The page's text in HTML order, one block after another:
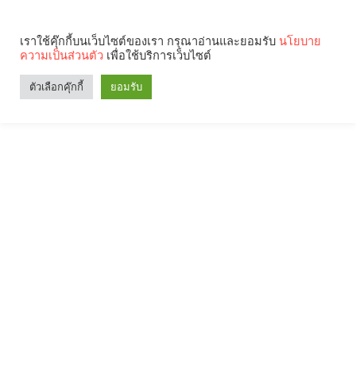
Search
เราใช้คุ๊กกี้บนเว็บไซต์ของเรา กรุณาอ่านและยอมรับ นโยบาย
ความเป็นส่วนตัว เพื่อใช้บริการเว็บไซต์
ตัวเลือกคุ๊กกี้ ยอมรับ